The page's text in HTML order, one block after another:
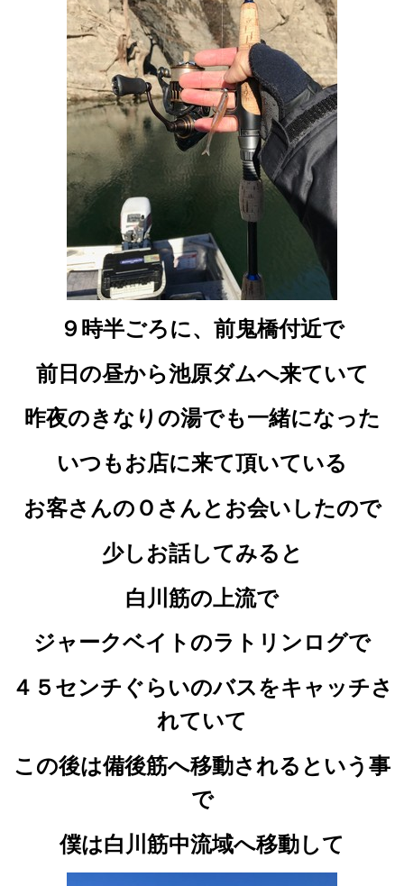
９時半ごろに、前鬼橋付近で
前日の昼から池原ダムへ来ていて
昨夜のきなりの湯でも一緒になった
いつもお店に来て頂いている
お客さんのＯさんとお会いしたので
少しお話してみると
白川筋の上流で
ジャークベイトのラトリンログで
４５センチぐらいのバスをキャッチさ
れていて
この後は備後筋へ移動されるという事
で
僕は白川筋中流域へ移動して